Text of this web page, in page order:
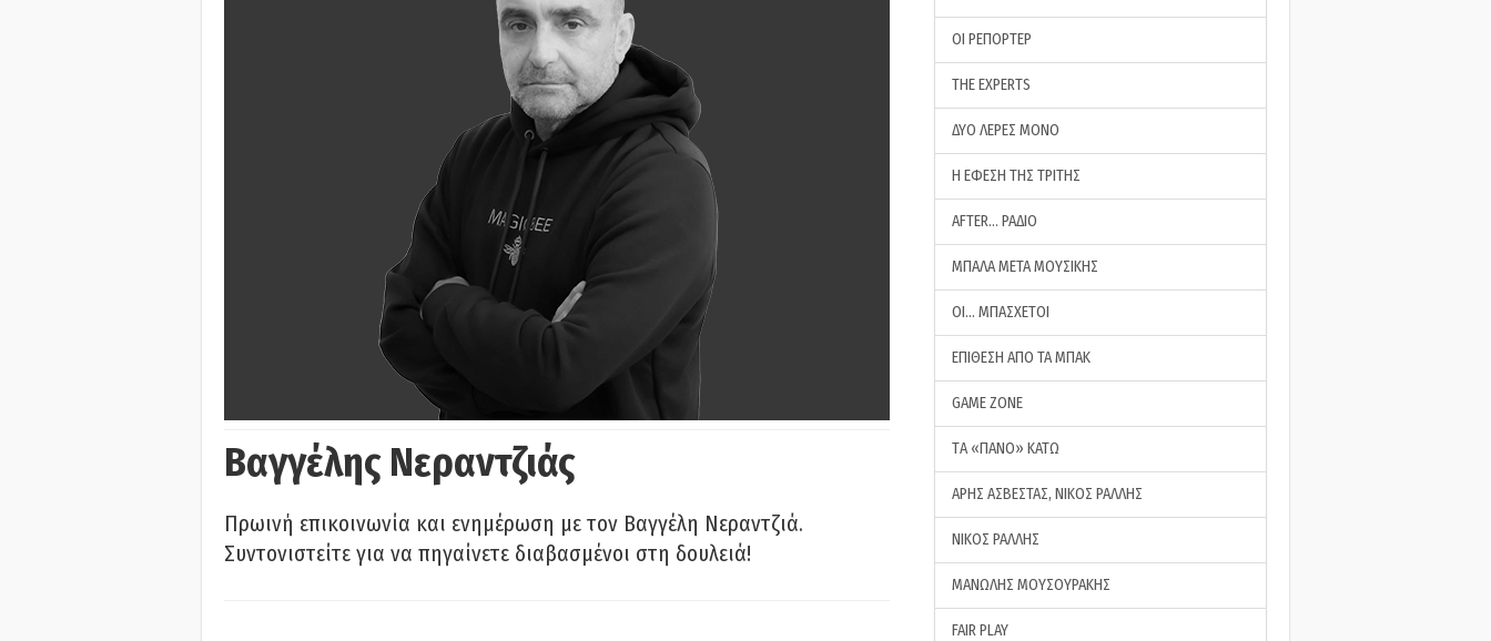
Βαγγέλης Νεραντζιάς
Πρωινή επικοινωνία και ενημέρωση με τον Βαγγέλη Νεραντζιά.
Συντονιστείτε για να πηγαίνετε διαβασμένοι στη δουλειά!
ΟΙ ΡΕΠΟΡΤΕΡ
THE EXPERTS
ΔΥΟ ΛΕΡΕΣ ΜΟΝΟ
Η ΕΦΕΣΗ ΤΗΣ ΤΡΙΤΗΣ
AFTER… ΡΑΔΙΟ
ΜΠΑΛΑ ΜΕΤΑ ΜΟΥΣΙΚΗΣ
ΟΙ… ΜΠΑΣΧΕΤΟΙ
ΕΠΙΘΕΣΗ ΑΠΟ ΤΑ ΜΠΑΚ
GAME ZONE
ΤA «ΠΑΝΟ» ΚΑΤΩ
ΑΡΗΣ ΑΣΒΕΣΤΑΣ, ΝΙΚΟΣ ΡΑΛΛΗΣ
ΝΙΚΟΣ ΡΑΛΛΗΣ
ΜΑΝΩΛΗΣ ΜΟΥΣΟΥΡΑΚΗΣ
FAIR PLAY